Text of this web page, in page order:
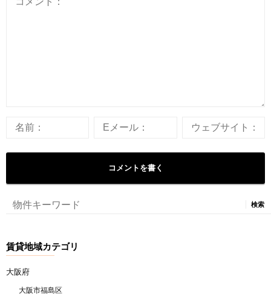
検
賃貸地域カテゴリ
大阪府
大阪市福島区